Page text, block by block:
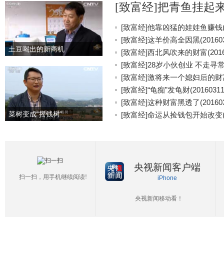
土豆喝出的新商机
菜树变成“摇钱树”
[致富经]把青鱼挂起
[致富经]他靠凶猛的娃娃鱼赚钱
[致富经]这羊价高全因黑
[致富经]西北风吹来的财富
[致富经]28岁小伙创业 不走寻
[致富经]激将来一个媳妇后的
[致富经]“龟痴”发龟财
[致富经]这种财富黑透了
[致富经]命运从捡钱包开始改变
扫一扫，用手机继续阅读!
央视新闻客户端
iPhone
央视新闻移动看！